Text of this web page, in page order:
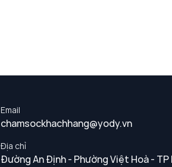
Email
chamsockhachhang@yody.vn
Địa chỉ
Đường An Định - Phường Việt Hoà - TP